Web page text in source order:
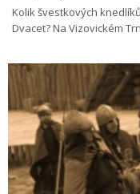
Kolik švestkových
Dvacet? Na Vizovickém